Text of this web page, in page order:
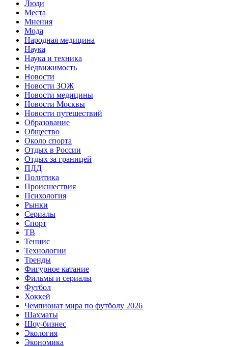
Люди
Места
Мнения
Мода
Народная медицина
Наука
Наука и техника
Недвижимость
Новости
Новости ЗОЖ
Новости медицины
Новости Москвы
Новости путешествий
Образование
Общество
Около спорта
Отдых в России
Отдых за границей
ПДД
Политика
Происшествия
Психология
Рынки
Сериалы
Спорт
ТВ
Теннис
Технологии
Тренды
Фигурное катание
Фильмы и сериалы
Футбол
Хоккей
Чемпионат мира по футболу 2026
Шахматы
Шоу-бизнес
Экология
Экономика